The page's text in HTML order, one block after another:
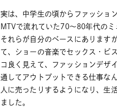
実は、中学生の頃からファッショ
MTVで流れていた70～80年代の
それらが自分のベースにあります
て、ショーの音楽でセックス・ピ
コ良く見えて、ファッションデザ
通してアウトプットできる仕事な
人に売ったりするようになり、生
ました。